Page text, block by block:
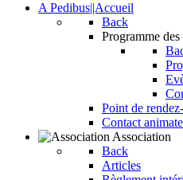
A Pedibus||Accueil
Back
Programme des
Point de
Contact
Association
Back
Articles